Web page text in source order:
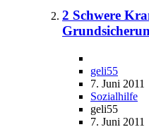
2 Schwere
geli55
7. Juni 2011
Sozialhilfe
geli55
7. Juni 2011